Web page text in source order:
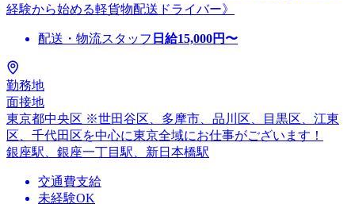
経験から始める軽貨物配送ドライバー》
配送・物流スタッフ 日給15,000円〜
勤務地
面接地
東京都中央区 ※世田谷区、多摩市、品川区、目黒区、江東
区、千代田区を中心に東京全域にお仕事がございます！
銀座駅、銀座一丁目駅、新日本橋駅
交通費支給
未経験OK